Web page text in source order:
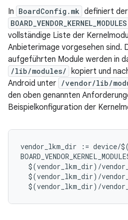
In BoardConfig.mk definiert
BOARD_VENDOR_KERNEL_MODULES
vollständige Liste der
Anbieterimage vorgesehen sind.
aufgeführten Module werden in
/lib/modules/ kopiert und
Android unter /vendor/lib/
den oben genannten
Beispielkonfiguration der
vendor_lkm_dir := device/$(
$(vendor_lkm_dir) /
$(vendor_lkm_dir) /
$(vendor_lkm_dir) /